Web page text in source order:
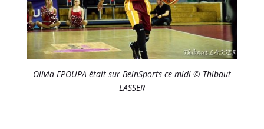
Olivia EPOUPA était sur BeinSports ce midi © Thibaut
LASSER